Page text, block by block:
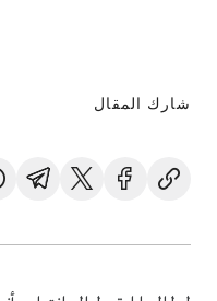
شارك المقال